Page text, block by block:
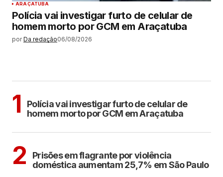
ARAÇATUBA
Polícia vai investigar furto de celular de
homem morto por GCM em Araçatuba
por Da redação06/08/2026
1
Polícia vai investigar furto de celular de
homem morto por GCM em Araçatuba
2
Prisões em flagrante por violência
doméstica aumentam 25,7% em São Paulo